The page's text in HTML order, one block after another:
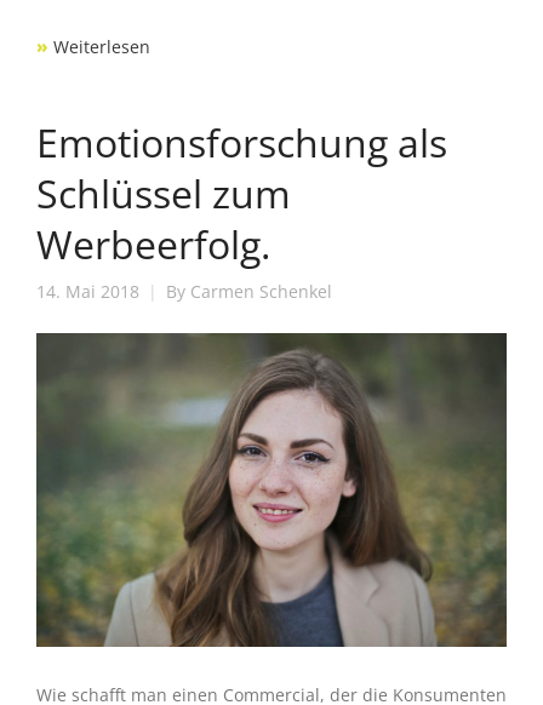
» Weiterlesen
Emotionsforschung als
Schlüssel zum
Werbeerfolg.
14. Mai 2018 By Carmen Schenkel
Wie schafft man einen Commercial, der die Konsumenten